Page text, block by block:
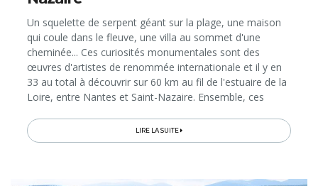
Un squelette de serpent géant sur la plage, une maison
qui coule dans le fleuve, une villa au sommet d'une
cheminée... Ces curiosités monumentales sont des
œuvres d'artistes de renommée internationale et il y en
33 au total à découvrir sur 60 km au fil de l'estuaire de la
Loire, entre Nantes et Saint-Nazaire. Ensemble, ces
unique...
LIRE LA SUITE